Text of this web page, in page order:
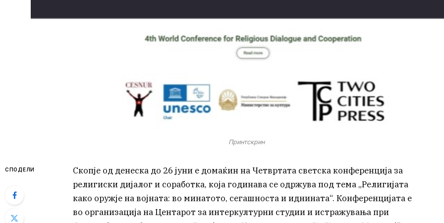
Принтскрин
СПОДЕЛИ
Скопје од денеска до 26 јуни е домаќин на Четвртата светска конференција за
религиски дијалог и соработка, која годинава се одржува под тема „Религијата
како оружје на војната: во минатото, сегашноста и иднината“. Конференцијата е
во организација на Центарот за интеркултурни студии и истражувања при